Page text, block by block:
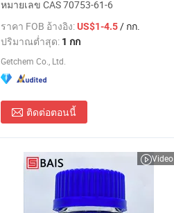
หมายเลข CAS 70753-61-6
ราคา FOB อ้างอิง:US$1-4.5/ กก.
ปริมาณต่ำสุด: 1 กก
Getchem Co., Ltd.
ติดต่อตอนนี้
Video